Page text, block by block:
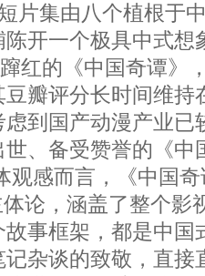
片集由八个植根于
开一个极具中式想
的《中国奇谭》
瓣评分长时间维持
到国产动漫产业已
、备受赞誉的《中
感而言，《中国奇
论，涵盖了整个影
事框架，都是中国
杂谈的致敬，直接